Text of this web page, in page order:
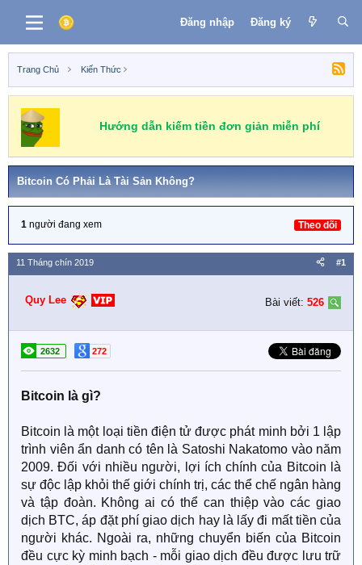
Đăng nhập Đăng ký
Trang Chủ Kiến Thức
Hướng dẫn kiếm tiền đơn giản miễn phí
Bitcoin Có Phải Là Tài Sản Không?
1 người đang xem Theo dõi
11 Tháng chín 2019 #1
Quy Lee Bài viết: 526
2632 272
Bitcoin là gì?
Bitcoin là một loại tiền điện tử được phát minh bởi 1 lập
trình viên ẩn danh có tên là Satoshi Nakatomo vào năm
2009. Đối với nhiều người, lợi ích chính của Bitcoin là
sự độc lập khỏi thế giới chính trị, các thể chế ngân hàng
và tập đoàn. Không ai có thể can thiệp vào các giao
dịch BTC, áp đặt phí giao dịch hay là lấy đi mất tiền của
người khác. Ngoài ra, những chuyển biến của Bitcoin
đều cực kỳ minh bạch - mỗi giao dịch đều được lưu trữ